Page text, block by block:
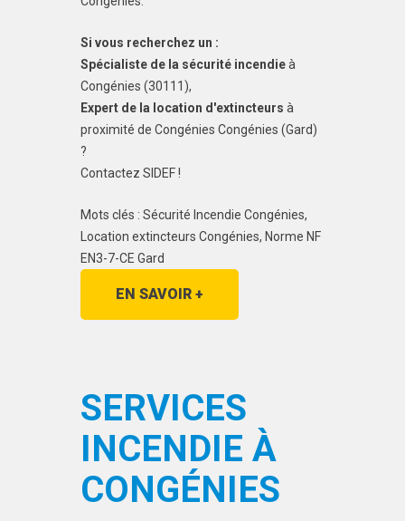
Si vous recherchez un :
Spécialiste de la sécurité incendieà
Congénies (30111),
Expert de la location d'extincteurs à
proximité de Congénies Congénies (Gard)
?
Contactez SIDEF !
Mots clés : Sécurité Incendie Congénies,
Location extincteurs Congénies, Norme NF
EN3-7-CE Gard
EN SAVOIR +
SERVICES
INCENDIE À
CONGÉNIES